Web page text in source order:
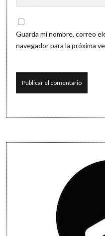
Guarda mi nombre, correo
navegador para la próxima
Sidebar